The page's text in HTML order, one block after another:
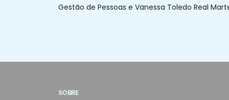
Gestão de Pessoas e Vanessa Toledo Real
SOBRE